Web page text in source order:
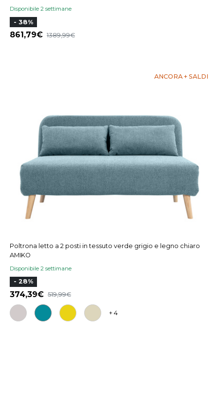
Disponibile 2 settimane
- 38%
861,79 1389,99
ANCORA + SALDI
Poltrona letto a 2 posti in tessuto verde grigio e legno chiaro
AMIKO
Disponibile 2 settimane
- 28%
374,39 519,99
+ 4